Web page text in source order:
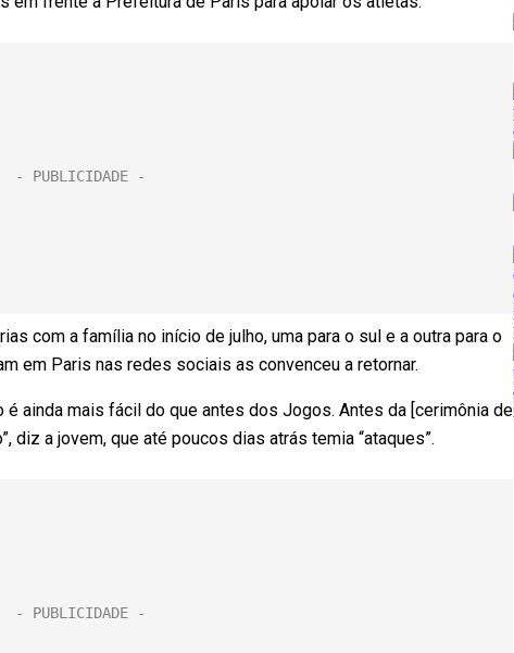
com a família no início de julho, uma para o sul e a outra para o
em Paris nas redes sociais as convenceu a retornar.
é ainda mais fácil do que antes dos Jogos. Antes da [cerimônia de
diz a jovem, que até poucos dias atrás temia “ataques”.